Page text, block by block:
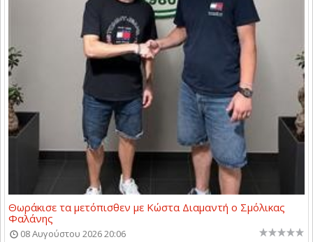
Θωράκισε τα μετόπισθεν με Κώστα Διαμαντή ο Σμόλικας
Φαλάνης
08 Αυγούστου 2026 20:06